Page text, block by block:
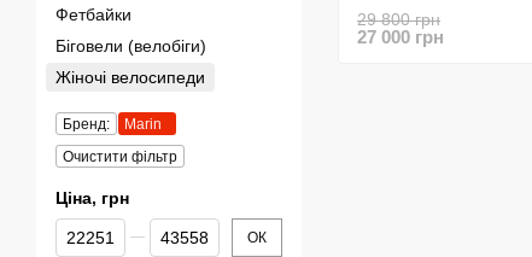
29 800 грн
27 000 грн
Фетбайки
Біговели (велобіги)
Жіночі велосипеди
Бренд:
Marin
Очистити фільтр
Ціна, грн
Від Ціна, грн
До Ціна, грн ОК